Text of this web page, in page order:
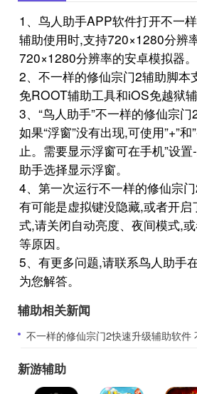
1、鸟人助手APP软件打开不一
辅助使用时,支持720×1280分辨
720×1280分辨率的安卓模拟器。
2、不一样的修仙宗门2辅助脚本
免ROOT辅助工具和iOS免越狱辅
3、“鸟人助手”不一样的修仙宗
如果“浮窗”没有出现,可使用”+”
止。需要显示浮窗可在手机”设置
助手选择显示浮窗。
4、第一次运行不一样的修仙宗
有可能是虚拟键没隐藏,或者开启
式,请关闭自动亮度、夜间模式,
等原因。
5、有更多问题,请联系鸟人助手
为您解答。
辅助相关新闻
新游辅助